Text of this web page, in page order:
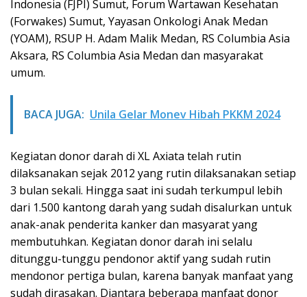
Indonesia (FJPI) Sumut, Forum Wartawan Kesehatan
(Forwakes) Sumut, Yayasan Onkologi Anak Medan
(YOAM), RSUP H. Adam Malik Medan, RS Columbia Asia
Aksara, RS Columbia Asia Medan dan masyarakat
umum.
BACA JUGA: Unila Gelar Monev Hibah PKKM 2024
Kegiatan donor darah di XL Axiata telah rutin
dilaksanakan sejak 2012 yang rutin dilaksanakan setiap
3 bulan sekali. Hingga saat ini sudah terkumpul lebih
dari 1.500 kantong darah yang sudah disalurkan untuk
anak-anak penderita kanker dan masyarat yang
membutuhkan. Kegiatan donor darah ini selalu
ditunggu-tunggu pendonor aktif yang sudah rutin
mendonor pertiga bulan, karena banyak manfaat yang
sudah dirasakan. Diantara beberapa manfaat donor